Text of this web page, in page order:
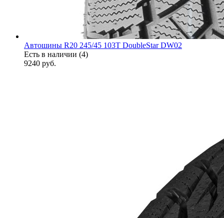
Автошины R20 245/45 103T DoubleStar DW02
Есть в наличии (4)
9240 руб.